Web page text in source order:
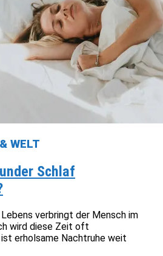
WELT
Schlaf
verbringt der Mensch im
wird diese Zeit oft
erholsame Nachtruhe weit